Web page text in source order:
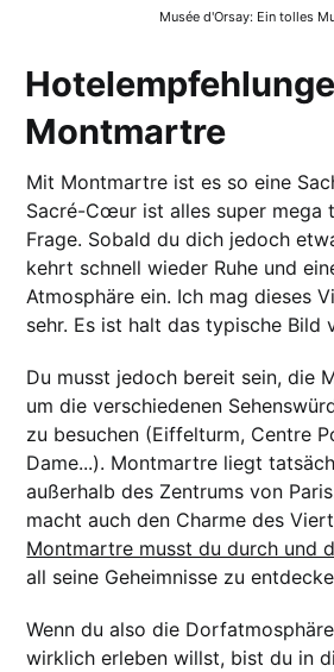
Musée d'Orsay: Ein tolles
Montmartre
Mit Montmartre ist es so eine
Sacré-Cœur ist alles super mega
Frage. Sobald du dich jedoch
kehrt schnell wieder Ruhe und
Atmosphäre ein. Ich mag dieses
sehr. Es ist halt das typische Bild
Du musst jedoch bereit sein, die
um die verschiedenen
zu besuchen (Eiffelturm, Centre
Dame...). Montmartre liegt
außerhalb des Zentrums von
macht auch den Charme des
Montmartre musst du durch und
all seine Geheimnisse zu
Wenn du also die
wirklich erleben willst, bist du in